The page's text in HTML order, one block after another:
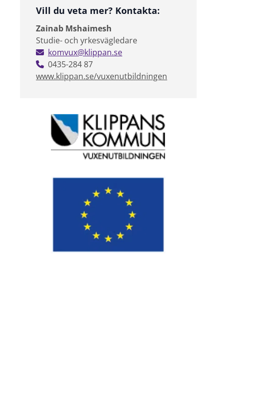
Vill du veta mer? Kontakta:
Zainab Mshaimesh
Studie- och yrkesvägledare
komvux@klippan.se
0435-284 87
www.klippan.se/vuxenutbildningen